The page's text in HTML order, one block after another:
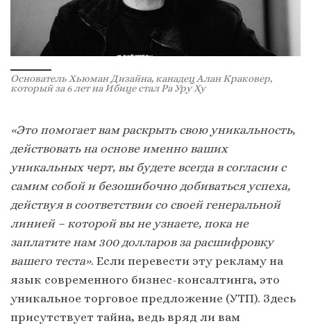
Основатель Хьюман Дизайна, канадец Алан Краковер,
который за 6 лет на Ибице стал Ра Уру Ху
«Это помогает вам раскрыть свою уникальность,
действовать на основе именно ваших
уникальных черт, вы будете всегда в согласии с
самим собой и безошибочно добиваться успеха,
действуя в соответствии со своей генеральной
линией – которой вы не узнаете, пока не
заплатите нам 300 долларов за расшифровку
вашего теста». Если перевести эту рекламу на
язык современного бизнес-консалтинга, это
уникальное торговое предложение (УТП). Здесь
присутствует тайна, ведь вряд ли вам